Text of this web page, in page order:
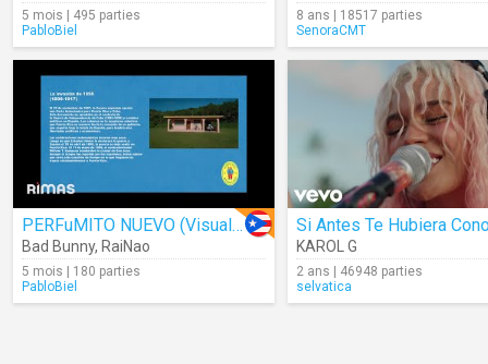
5 mois | 495 parties
PabloBiel
8 ans | 18517 parties
SenoraCMT
PERFuMITO NUEVO (Visualizer)
Bad Bunny, RaiNao
5 mois | 180 parties
PabloBiel
KAROL G
2 ans | 46948 parties
selvatica